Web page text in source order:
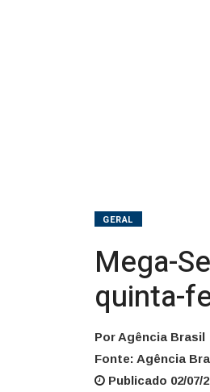
GERAL
Mega-
quinta-
Por Agência Brasil
Fonte: Agência
Publicado 02/07/